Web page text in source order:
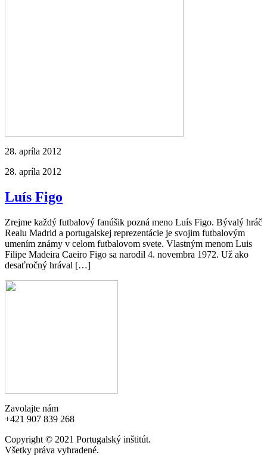
28. apríla 2012
28. apríla 2012
Luís Figo
Zrejme každý futbalový fanúšik pozná meno Luís Figo. Bývalý hráč
Realu Madrid a portugalskej reprezentácie je svojim futbalovým
umením známy v celom futbalovom svete. Vlastným menom Luis
Filipe Madeira Caeiro Figo sa narodil 4. novembra 1972. Už ako
desaťročný hrával […]
Zavolajte nám
+421 907 839 268
Copyright © 2021 Portugalský inštitút.
Všetky práva vyhradené.